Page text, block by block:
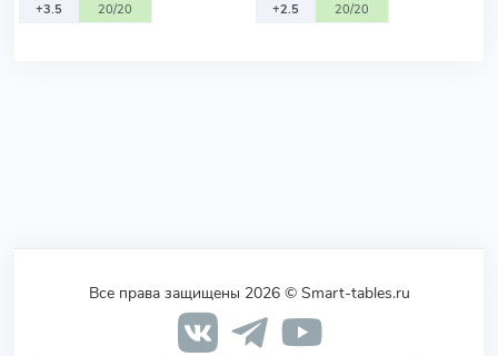
+3.5
20/20
+2.5
20/20
Все права защищены 2026 © Smart-tables.ru